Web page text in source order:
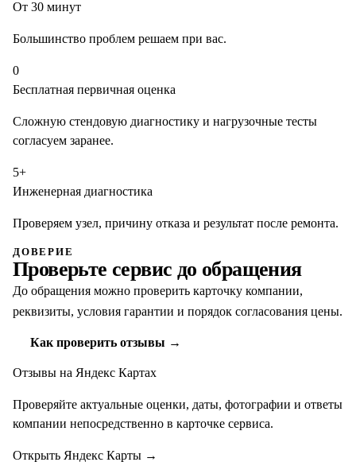
От 30 минут
Большинство проблем решаем при вас.
0
Бесплатная первичная оценка
Сложную стендовую диагностику и нагрузочные тесты
согласуем заранее.
5+
Инженерная диагностика
Проверяем узел, причину отказа и результат после ремонта.
ДОВЕРИЕ
Проверьте сервис до обращения
До обращения можно проверить карточку компании,
реквизиты, условия гарантии и порядок согласования цены.
Как проверить отзывы →
Отзывы на Яндекс Картах
Проверяйте актуальные оценки, даты, фотографии и ответы
компании непосредственно в карточке сервиса.
Открыть Яндекс Карты →